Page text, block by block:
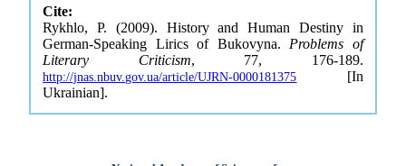
Cite:
Rykhlo, P. (2009). History and Human Destiny in
German-Speaking Lirics of Bukovyna. Problems of
Literary Criticism, 77, 176-189.
http://jnas.nbuv.gov.ua/article/UJRN-0000181375 [In
Ukrainian].